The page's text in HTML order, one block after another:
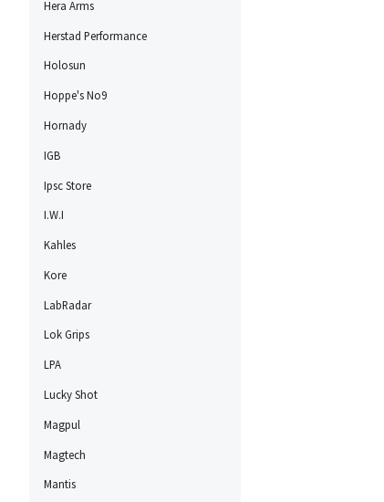
Hera Arms
Herstad Performance
Holosun
Hoppe's No9
Hornady
IGB
Ipsc Store
I.W.I
Kahles
Kore
LabRadar
Lok Grips
LPA
Lucky Shot
Magpul
Magtech
Mantis